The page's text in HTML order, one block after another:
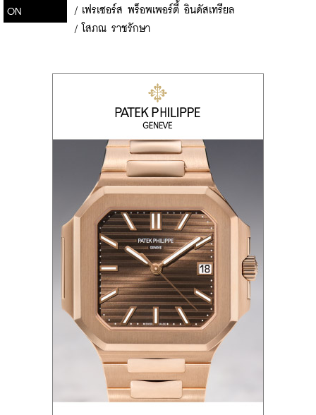
ON
/ เฟรเซอร์ส พร็อพเพอร์ตี้ อินดัสเทรียล
/ โสภณ ราชรักษา